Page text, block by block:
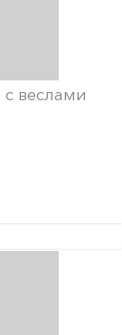
веслами